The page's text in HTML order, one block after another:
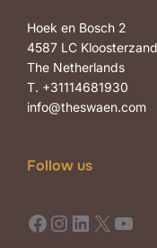
Hoek en Bosch 2
4587 LC
The Netherlands
T. +31114681930
info@theswaen.com
Follow us
Facebook Instagram LinkedIn X YouTube